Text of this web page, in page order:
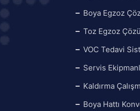
Boya Egzoz
Toz Egzoz
VOC Tedavi
Servis
Kaldırma
Boya Hattı